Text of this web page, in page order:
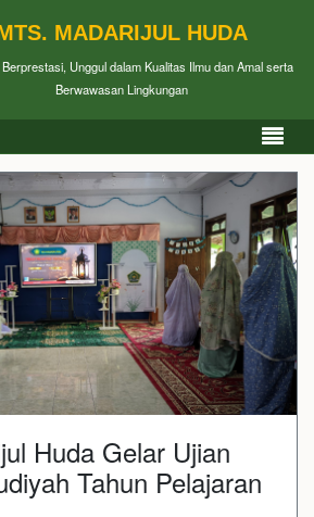
MADARIJUL HUDA
Unggul dalam Kualitas Ilmu dan Amal serta
Berwawasan Lingkungan
Huda Gelar Ujian
Tahun Pelajaran